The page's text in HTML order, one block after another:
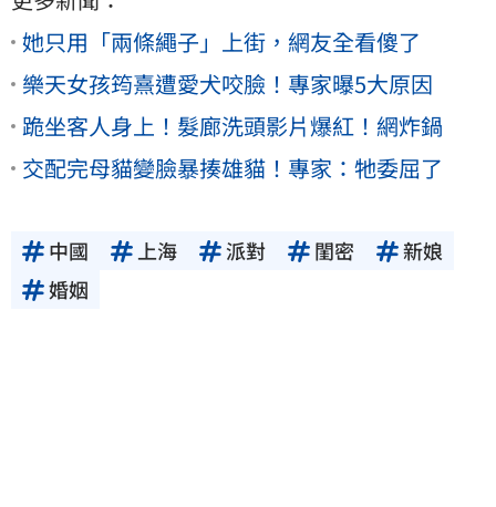
她只用「兩條繩子」上街，網友全看傻了
樂天女孩筠熹遭愛犬咬臉！專家曝5大原因
跪坐客人身上！髮廊洗頭影片爆紅！網炸鍋
交配完母貓變臉暴揍雄貓！專家：牠委屈了
中國 上海 派對 閨密
新娘
婚姻